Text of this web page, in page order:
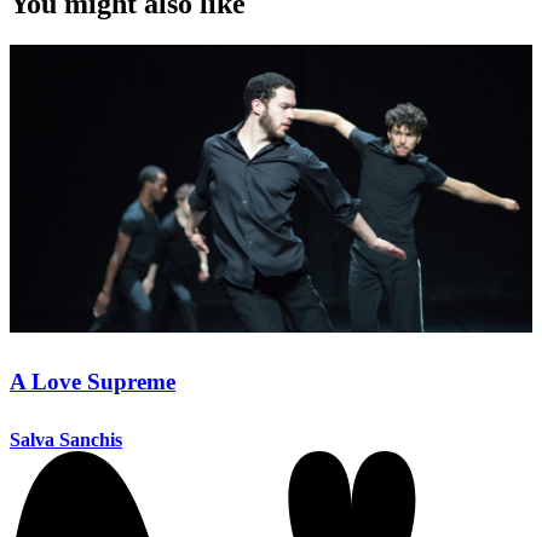
A Love Supreme
Salva Sanchis